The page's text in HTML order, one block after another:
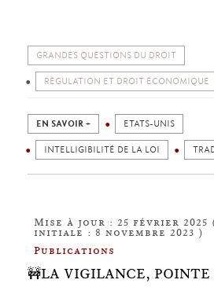
GRANDES QUESTIONS DU DROIT
RÉGULATION ET DROIT ÉCONOMIQUE
EN SAVOIR + ETATS-UNIS
INTELLIGIBILITÉ DE LA LOI
Mise à jour : 25 février 2025
initiale : 8 novembre 2023 )
Publications
🚧LA VIGILANCE, POINTE